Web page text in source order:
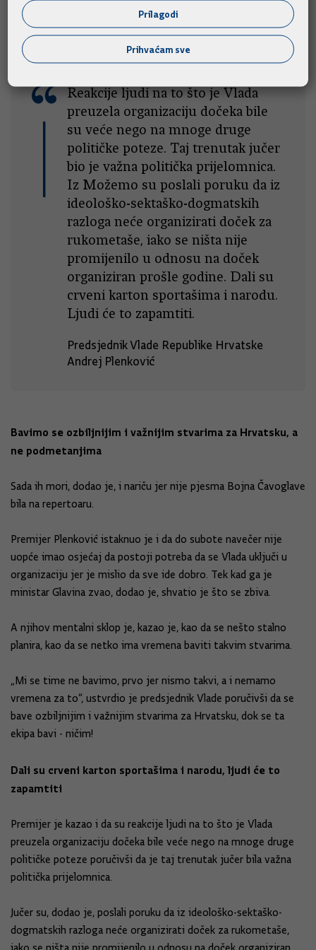
premijer.
Reakcije ljudi na to što je Vlada
preuzela organizaciju dočeka bile
su veće nego na mnoge druge
političke poteze. Taj trenutak jučer
bio je važna politička prijelomnica.
Iz Možemo su poslali poruku da iz
ideološko-sektaško-dogmatskih
razloga neće organizirati doček za
rukometaše, iako se ništa nije
promijenilo u odnosu na doček
organiziran prošle godine. Dali su
crveni karton sportašima i narodu.
Ljudi će to zapamtiti.
Predsjednik Vlade Republike Hrvatske
Andrej Plenković
Bavimo se ozbiljnijim i važnijim stvarima za Hrvatsku, a
ne podmetanjima
Sada ih mori, dodao je, i nariču jer nije pjesma Bojna Čavoglave
bila na repertoaru.
Premijer Plenković istaknuo je i da do subote navečer nije
uopće imao osjećaj da postoji potreba da se Vlada uključi u
organizaciju jer je mislio da sve ide dobro. Tek kad ga je
ministar Glavina zvao, dodao je, shvatio je što se zbiva.
A njihov mentalni sklop je, kazao je, kao da se nešto stalno
planira, kao da se netko ima vremena baviti takvim stvarima.
„Mi se time ne bavimo, prvo jer nismo takvi, a i nemamo
vremena za to“, ustvrdio je predsjednik Vlade poručivši da se
bave ozbiljnijim i važnijim stvarima za Hrvatsku, dok se ta
ekipa bavi - ničim!
Dali su crveni karton sportašima i narodu, ljudi će to
zapamtiti
Premijer je kazao i da su reakcije ljudi na to što je Vlada
preuzela organizaciju dočeka bile veće nego na mnoge druge
političke poteze poručivši da je taj trenutak jučer bila važna
politička prijelomnica.
Jučer su, dodao je, poslali poruku da iz ideološko-sektaško-
dogmatskih razloga neće organizirati doček za rukometaše,
Prilagodi
Prihvaćam sve